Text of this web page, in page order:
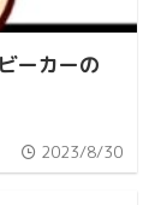
ーカーの
2023/8/30